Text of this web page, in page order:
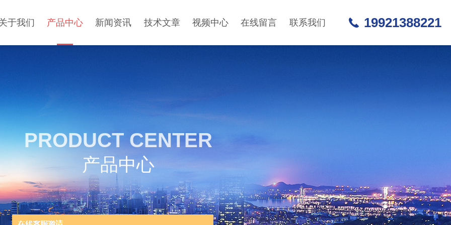
于我们 产品中心 新闻资讯 技术文章 视频中心 在线留言 联系我们 19921388221
PRODUCT CENTER
产品中心